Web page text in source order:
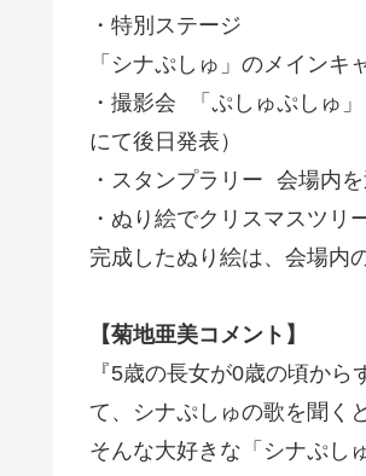
・特別ステージ
「シナぷしゅ」のメイン
・撮影会 「ぷしゅぷしゅ
にて後日発表）
・スタンプラリー 会場内
・ぬり絵でクリスマスツ
完成したぬり絵は、会場内
【菊地亜美コメント】
『5歳の長女が0歳の頃か
て、シナぷしゅの歌を聞く
そんな大好きな「シナぷし